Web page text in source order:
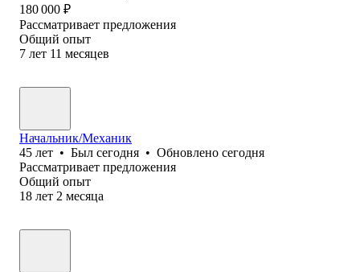
180 000 ₽
Рассматривает предложения
Общий опыт
7 лет 11 месяцев
Начальник/Механик
45 лет • Был сегодня • Обновлено сегодня
Рассматривает предложения
Общий опыт
18 лет 2 месяца